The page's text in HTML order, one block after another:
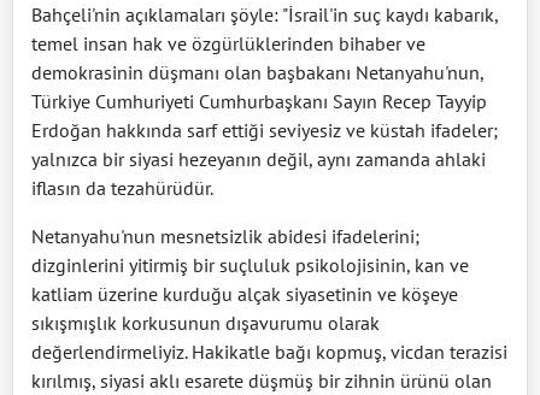
Bahçeli'nin açıklamaları şöyle: "İsrail'in suç kaydı kabarık,
temel insan hak ve özgürlüklerinden bihaber ve
demokrasinin düşmanı olan başbakanı Netanyahu'nun,
Türkiye Cumhuriyeti Cumhurbaşkanı Sayın Recep Tayyip
Erdoğan hakkında sarf ettiği seviyesiz ve küstah ifadeler;
yalnızca bir siyasi hezeyanın değil, aynı zamanda ahlaki
iflasın da tezahürüdür.
Netanyahu'nun mesnetsizlik abidesi ifadelerini;
dizginlerini yitirmiş bir suçluluk psikolojisinin, kan ve
katliam üzerine kurduğu alçak siyasetinin ve köşeye
sıkışmışlık korkusunun dışavurumu olarak
değerlendirmeliyiz. Hakikatle bağı kopmuş, vicdan terazisi
kırılmış, siyasi aklı esarete düşmüş bir zihnin ürünü olan